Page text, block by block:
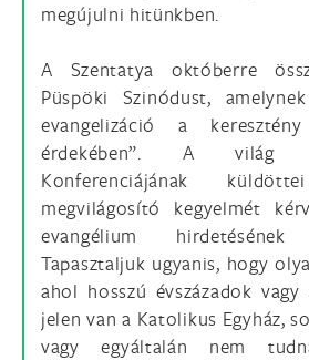
megújulni hitünkben.
A Szentatya októberre
Püspöki Szinódust,
evangelizáció a
érdekében”. A világ
Konferenciájának
megvilágosító kegyelmét
evangélium
Tapasztaljuk ugyanis, hogy
ahol hosszú évszázadok
jelen van a Katolikus Egyház,
vagy egyáltalán nem